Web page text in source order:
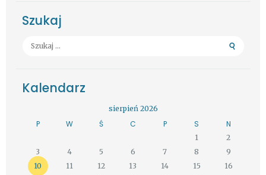
Szukaj
Szukaj:
Kalendarz
sierpień 2026
P W Ś C P S N
1
2
3
4 5 6 7 8
9
10
11 12 13 14 15
16